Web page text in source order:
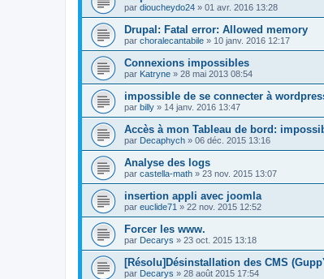
par dioucheydo24 » 01 avr. 2016 13:28
Drupal: Fatal error: Allowed memory
par choralecantabile » 10 janv. 2016 12:17
Connexions impossibles
par Katryne » 28 mai 2013 08:54
impossible de se connecter à
par billy » 14 janv. 2016 13:47
Accès à mon Tableau de bord:
par Decaphych » 06 déc. 2015 13:16
Analyse des logs
par castella-math » 23 nov. 2015 13:07
insertion appli avec joomla
par euclide71 » 22 nov. 2015 12:52
Forcer les www.
par Decarys » 23 oct. 2015 13:18
[Résolu]Désinstallation des CMS
par Decarys » 28 août 2015 17:54